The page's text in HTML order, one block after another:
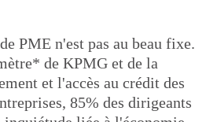
PME n'est pas au beau fixe.
de KPMG et de la
et l'accès au crédit des
85% des dirigeants